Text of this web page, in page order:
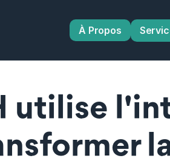
À Propos
utilise